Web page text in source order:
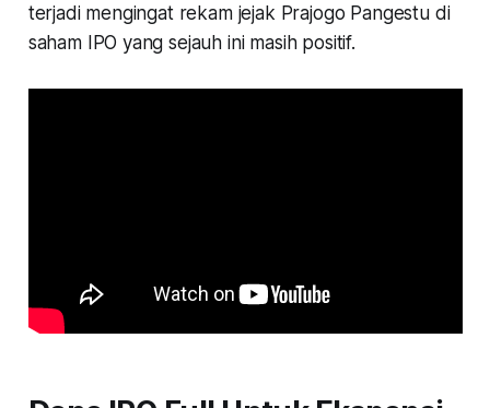
terjadi mengingat rekam jejak Prajogo Pangestu di
saham IPO yang sejauh ini masih positif.